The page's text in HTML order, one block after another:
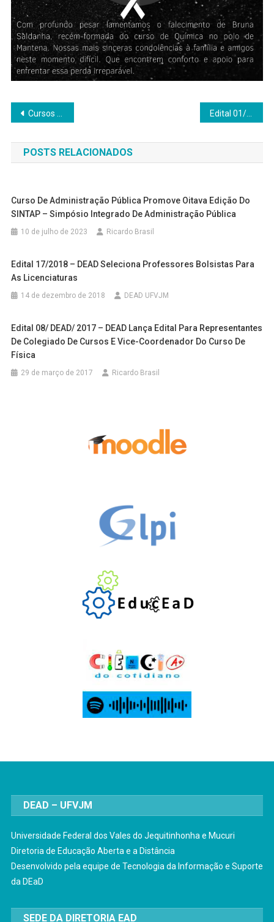
Navegação
de
Post
Cursos de verão: Ensino e pesquisa compreensões e articulações
POSTS RELACIONADOS
Curso De Administração Pública Promove Oitava Edição Do
SINTAP – Simpósio Integrado De Administração Pública
10 de julho de 2023 Ricardo Brasil
Edital 17/2018 – DEAD Seleciona Professores Bolsistas Para
As Licenciaturas
14 de dezembro de 2018 DEAD UFVJM
Edital 08/ DEAD/ 2017 – DEAD Lança Edital Para Representantes
De Colegiado De Cursos E Vice-Coordenador Do Curso De
Física
29 de março de 2017 Ricardo Brasil
DEAD – UFVJM
Universidade Federal dos Vales do Jequitinhonha e Mucuri
Diretoria de Educação Aberta e a Distância
Desenvolvido pela equipe de Tecnologia da Informação e Suporte
da DEaD
SEDE DA DIRETORIA EAD